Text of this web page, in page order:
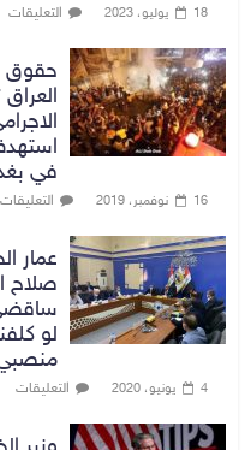
18 يوليو، 2023 التعليقات
حقوق
في
16 نوفمبر، 2019 التعليقات
عمار
صلاح
لو
4 يونيو، 2020 التعليقات